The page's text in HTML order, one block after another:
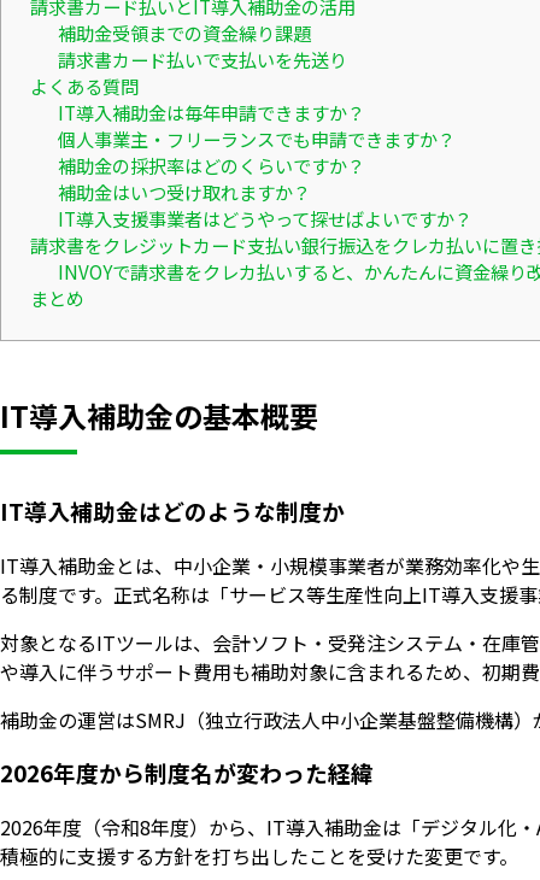
請求書カード払いとIT導入補助金の活用
補助金受領までの資金繰り課題
請求書カード払いで支払いを先送り
よくある質問
IT導入補助金は毎年申請できますか？
個人事業主・フリーランスでも申請できますか？
補助金の採択率はどのくらいですか？
補助金はいつ受け取れますか？
IT導入支援事業者はどうやって探せばよいですか？
請求書をクレジットカード支払い銀行振込をクレカ払いに置
INVOYで請求書をクレカ払いすると、かんたんに資金繰り
まとめ
IT導入補助金の基本概要
IT導入補助金はどのような制度か
IT導入補助金とは、中小企業・小規模事業者が業務効率化や
る制度です。正式名称は「サービス等生産性向上IT導入支援
対象となるITツールは、会計ソフト・受発注システム・在庫
や導入に伴うサポート費用も補助対象に含まれるため、初期
補助金の運営はSMRJ（独立行政法人中小企業基盤整備機構
2026年度から制度名が変わった経緯
2026年度（令和8年度）から、IT導入補助金は「デジタル化
積極的に支援する方針を打ち出したことを受けた変更です。